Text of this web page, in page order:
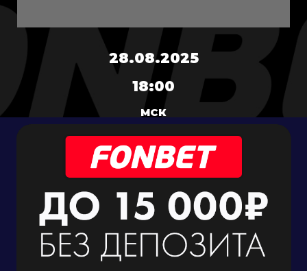
28.08.2025
18:00
МСК